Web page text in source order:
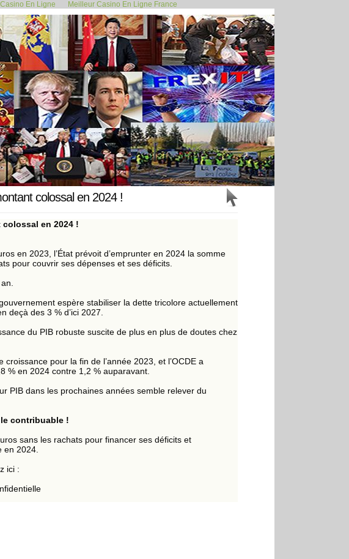
En Ligne Meilleur Casino En Ligne France
Poutine dresse les priorités... >>
colossal en 2024 !
colossal en 2024 !
en 2023, l’État prévoit d’emprunter en 2024 la somme
pour couvrir ses dépenses et ses déficits.
an.
espère stabiliser la dette tricolore actuellement
deçà des 3 % d’ici 2027.
du PIB robuste suscite de plus en plus de doutes chez
pour la fin de l’année 2023, et l’OCDE a
% en 2024 contre 1,2 % auparavant.
PIB dans les prochaines années semble relever du
contribuable !
sans les rachats pour financer ses déficits et
en 2024.
ici :